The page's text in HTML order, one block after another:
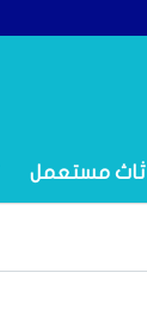
اثاث مستعمل